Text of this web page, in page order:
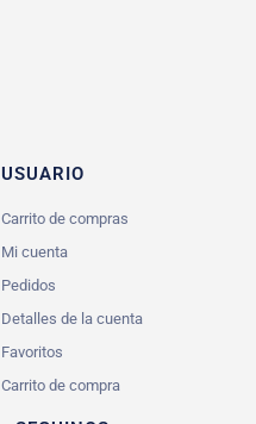
USUARIO
Carrito de compras
Mi cuenta
Pedidos
Detalles de la cuenta
Favoritos
Carrito de compra